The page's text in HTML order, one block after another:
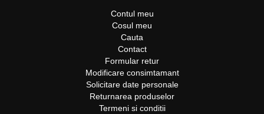
Contul meu
Cosul meu
Cauta
Contact
Formular retur
Modificare consimtamant
Solicitare date personale
Returnarea produselor
Termeni si conditii